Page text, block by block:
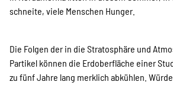
schneite, viele Menschen Hunger.
Die Folgen der in die Stratosphäre und
Partikel können die Erdoberfläche einer
zu fünf Jahre lang merklich abkühlen.